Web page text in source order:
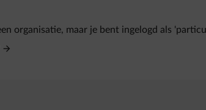
organisatie, maar je bent ingelogd als